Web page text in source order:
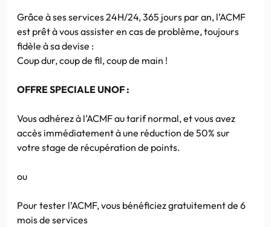
Grâce à ses services 24H/24, 365 jours par an, l’ACMF
est prêt à vous assister en cas de problème, toujours
fidèle à sa devise :
Coup dur, coup de fil, coup de main !
OFFRE SPECIALE UNOF :
Vous adhérez à l’ACMF au tarif normal, et vous avez
accès immédiatement à une réduction de 50% sur
votre stage de récupération de points.
ou
Pour tester l’ACMF, vous bénéficiez gratuitement de 6
mois de services